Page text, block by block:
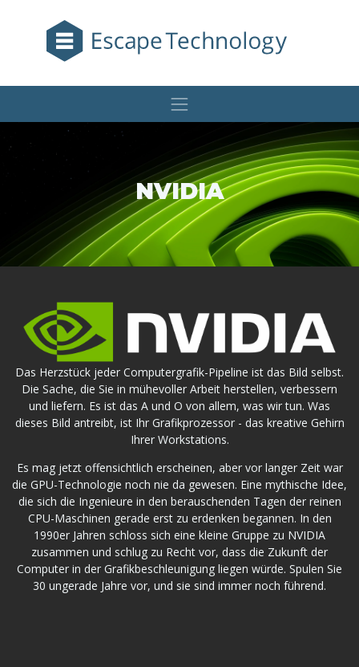
NVIDIA
Das Herzstück jeder Computergrafik-Pipeline ist das Bild selbst.
Die Sache, die Sie in mühevoller Arbeit herstellen, verbessern
und liefern. Es ist das A und O von allem, was wir tun. Was
dieses Bild antreibt, ist Ihr Grafikprozessor - das kreative Gehirn
Ihrer Workstations.
Es mag jetzt offensichtlich erscheinen, aber vor langer Zeit war
die GPU-Technologie noch nie da gewesen. Eine mythische Idee,
die sich die Ingenieure in den berauschenden Tagen der reinen
CPU-Maschinen gerade erst zu erdenken begannen. In den
1990er Jahren schloss sich eine kleine Gruppe zu NVIDIA
zusammen und schlug zu Recht vor, dass die Zukunft der
Computer in der Grafikbeschleunigung liegen würde. Spulen Sie
30 ungerade Jahre vor, und sie sind immer noch führend.